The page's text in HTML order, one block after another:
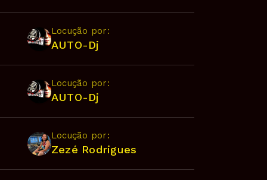
Locução por:
AUTO-Dj
Locução por:
AUTO-Dj
Locução por:
Zezé Rodrigues